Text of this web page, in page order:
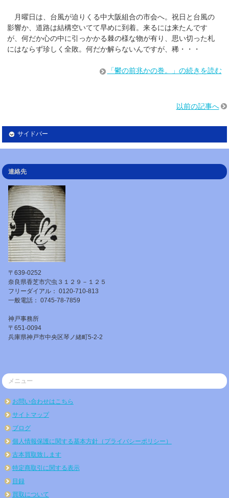
月曜日は、台風が迫りくる中大阪組合の市会へ。祝日と台風の
影響か、道路は結構空いてて早めに到着。来るには来たんです
が、何だか心の中に引っかかる棘の様な物が有り、思い切った札
にはならず珍しく全敗。何だか解らないんですが、稀・・・
「鬱の前兆かの巻。」の続きを読む
以前の記事へ
サイドバー
連絡先
〒639-0252
奈良県香芝市穴虫３１２９－１２５
フリーダイアル： 0120-710-813
一般電話： 0745-78-7859
神戸事務所
〒651-0094
兵庫県神戸市中央区琴ノ緒町5-2-2
メニュー
お問い合わせはこちら
サイトマップ
ブログ
個人情報保護に関する基本方針（プライバシーポリシー）
古本買取致します
特定商取引に関する表示
目録
買取について